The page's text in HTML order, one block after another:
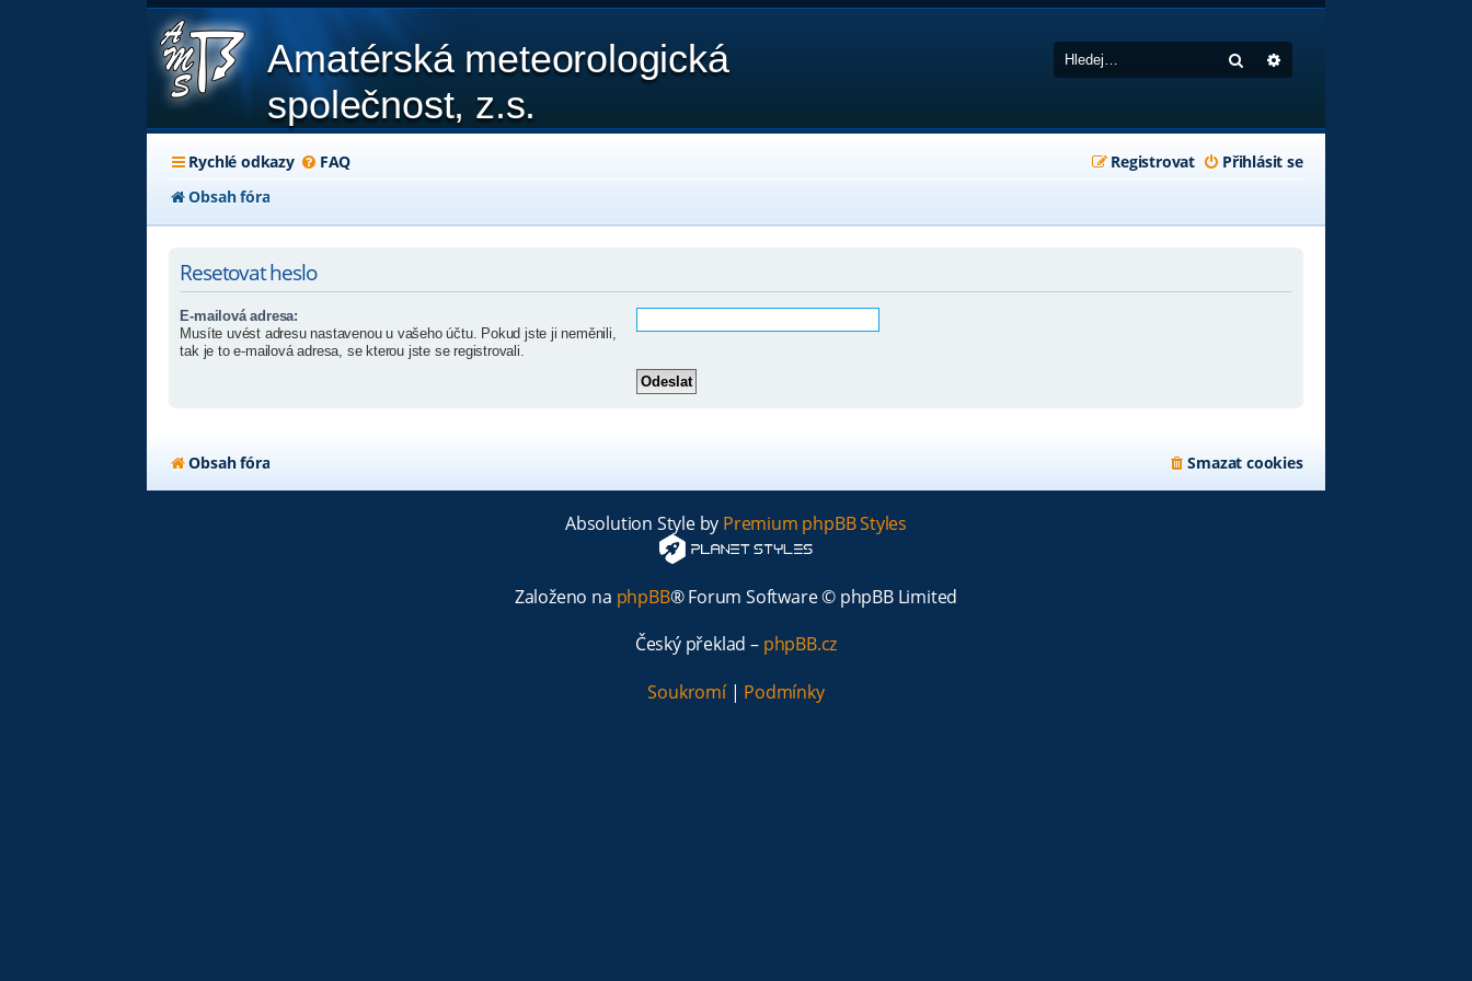
Amatérská meteorologická
společnost, z.s.
Hledat
Rychlé odkazy FAQ Přihlásit se
Registrovat
Obsah fóra
Resetovat heslo
E-mailová adresa:
Musíte uvést adresu nastavenou u vašeho účtu. Pokud jste ji neměnili,
tak je to e-mailová adresa, se kterou jste se registrovali.
Obsah fóra Smazat cookies
Absolution Style by Premium phpBB Styles
Založeno na phpBB® Forum Software © phpBB Limited
Český překlad – phpBB.cz
Soukromí| Podmínky